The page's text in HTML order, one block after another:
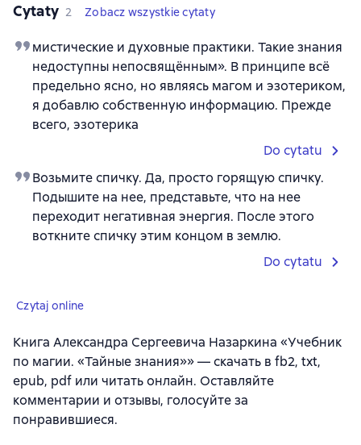
Cytaty 2 Zobacz wszystkie cytaty
мистические и духовные практики. Такие знания
недоступны непосвящённым». В принципе всё
предельно ясно, но являясь магом и эзотериком,
я добавлю собственную информацию. Прежде
всего, эзотерика
Do cytatu
Возьмите спичку. Да, просто горящую спичку.
Подышите на нее, представьте, что на нее
переходит негативная энергия. После этого
воткните спичку этим концом в землю.
Do cytatu
Czytaj online
Книга Александра Сергеевича Назаркина «Учебник
по магии. «Тайные знания»» — скачать в fb2, txt,
epub, pdf или читать онлайн. Оставляйте
комментарии и отзывы, голосуйте за
понравившиеся.